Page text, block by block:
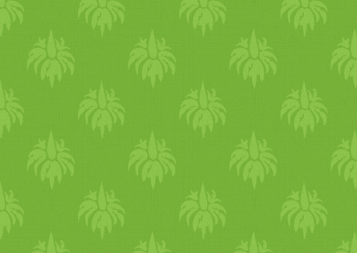
természetes
, ha a tested
a jó kis
magok, mint a ,
egyikkel sem. Amag
okat
fogyasztás előtt. A
ideális választás
finomédességek, sütemény